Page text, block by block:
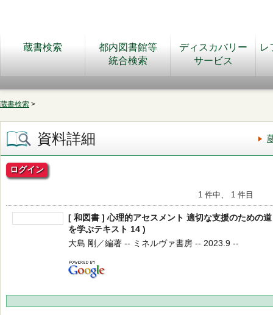
蔵書検索
都内図書館等
統合検索
ディスカバリー
サービス
レ
蔵書検索 >
資料詳細
ログイン
1 件中、 1 件目
[ 和図書 ] 心理的アセスメント 適切な支援のための
を学ぶテキスト 14 )
大島 剛／編著 -- ミネルヴァ書房 -- 2023.9 --